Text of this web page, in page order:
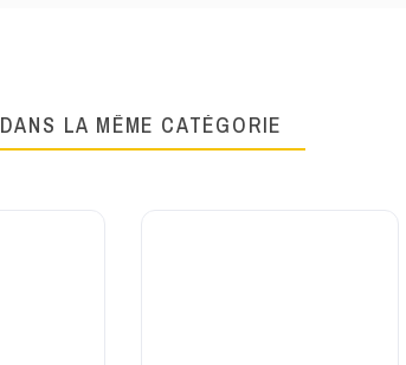
DANS LA MÊME CATÉGORIE